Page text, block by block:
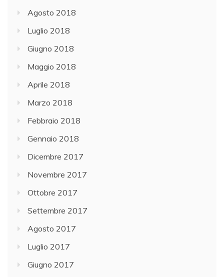
Agosto 2018
Luglio 2018
Giugno 2018
Maggio 2018
Aprile 2018
Marzo 2018
Febbraio 2018
Gennaio 2018
Dicembre 2017
Novembre 2017
Ottobre 2017
Settembre 2017
Agosto 2017
Luglio 2017
Giugno 2017